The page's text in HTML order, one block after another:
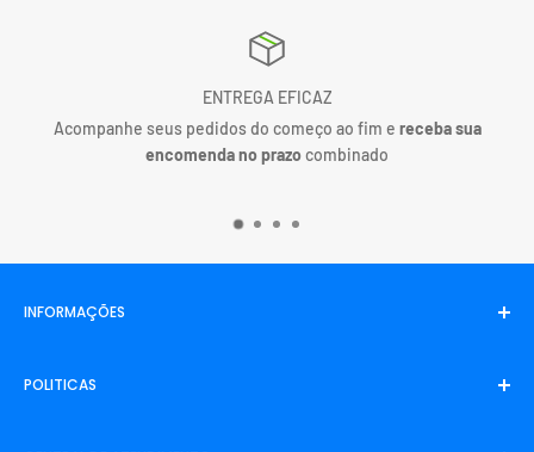
SATISFAÇÃO OU SEU DINHEIRO DE VOLTA
Assim como nossos mais de 67.847+ Clientes felizes. Nós
totalmente na qualidadedos nossos produtos. Por isso, você
INFORMAÇÕES
Entrar em contato
POLITICAS